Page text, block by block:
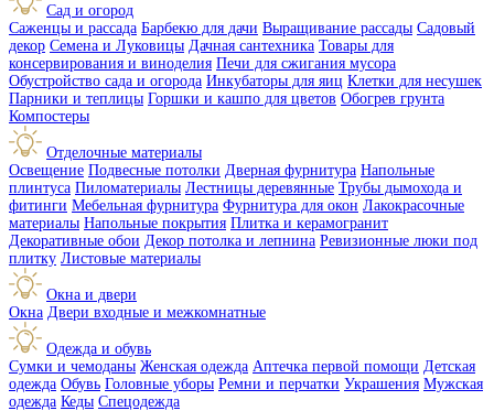
Сад и огород
Саженцы и рассада Барбекю для дачи Выращивание рассады Садовый
декор Семена и Луковицы Дачная сантехника Товары для
консервирования и виноделия Печи для сжигания мусора
Обустройство сада и огорода Инкубаторы для яиц Клетки для несушек
Парники и теплицы Горшки и кашпо для цветов Обогрев грунта
Компостеры
Отделочные материалы
Освещение Подвесные потолки Дверная фурнитура Напольные
плинтуса Пиломатериалы Лестницы деревянные Трубы дымохода и
фитинги Мебельная фурнитура Фурнитура для окон Лакокрасочные
материалы Напольные покрытия Плитка и керамогранит
Декоративные обои Декор потолка и лепнина Ревизионные люки под
плитку Листовые материалы
Окна и двери
Окна Двери входные и межкомнатные
Одежда и обувь
Сумки и чемоданы Женская одежда Аптечка первой помощи Детская
одежда Обувь Головные уборы Ремни и перчатки Украшения Мужская
одежда Кеды Спецодежда